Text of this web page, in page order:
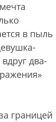
в пыль
два-
границей